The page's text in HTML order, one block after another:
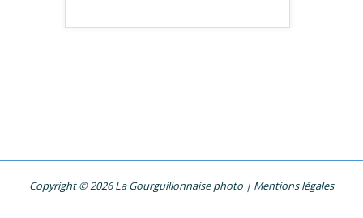
Copyright © 2026 La Gourguillonnaise photo | Mentions légales